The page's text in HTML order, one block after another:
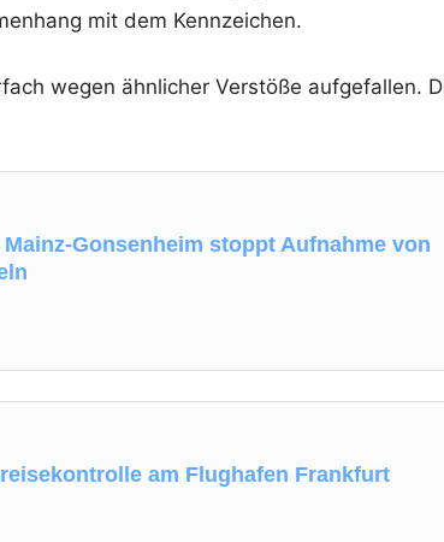
mit dem Kennzeichen.
wegen ähnlicher Verstöße aufgefallen.
Gonsenheim stoppt Aufnahme von
am Flughafen Frankfurt